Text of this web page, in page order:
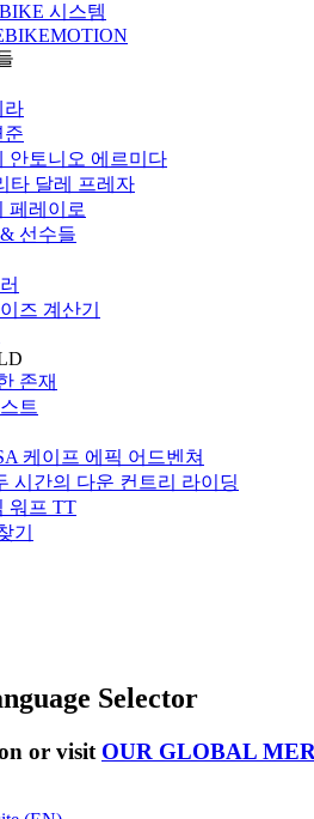
시스템
라
준
안토니오 에르미다
타 달레 프레자
페레이로
선수들
즈 계산기
존재
트
케이프 에픽 어드벤쳐
시간의 다운 컨트리 라이딩
워프 TT
기
Selector
or visit OUR GLOBAL